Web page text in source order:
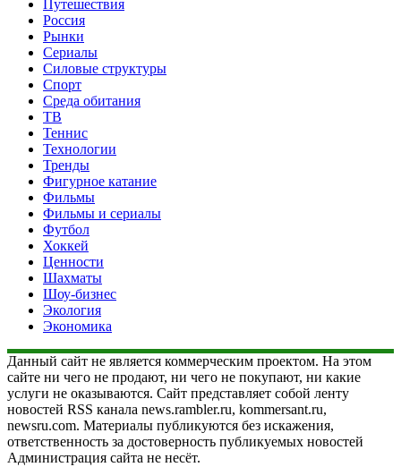
Путешествия
Россия
Рынки
Сериалы
Силовые структуры
Спорт
Среда обитания
ТВ
Теннис
Технологии
Тренды
Фигурное катание
Фильмы
Фильмы и сериалы
Футбол
Хоккей
Ценности
Шахматы
Шоу-бизнес
Экология
Экономика
Данный сайт не является коммерческим проектом. На этом
сайте ни чего не продают, ни чего не покупают, ни какие
услуги не оказываются. Сайт представляет собой ленту
новостей RSS канала news.rambler.ru, kommersant.ru,
newsru.com. Материалы публикуются без искажения,
ответственность за достоверность публикуемых новостей
Администрация сайта не несёт.